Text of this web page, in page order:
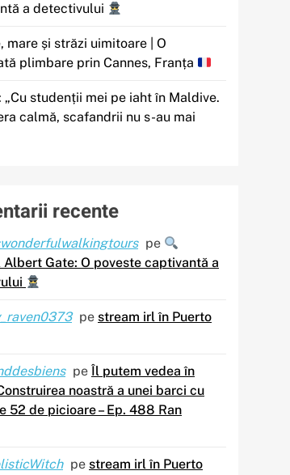
a detectivului
mare și străzi uimitoare | O
plimbare prin Cannes, Franța
„Cu studenții mei pe iaht în Maldive.
calmă, scafandrii nu s-au mai
recente
pe
Gate: O poveste captivantă a
pe stream irl în Puerto
pe Îl putem vedea în
noastră a unei barci cu
52 de picioare – Ep. 488 Ran
pe stream irl în Puerto